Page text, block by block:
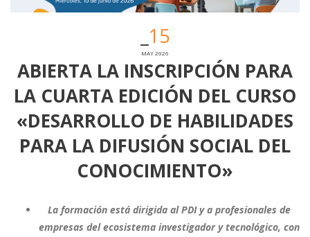
15
MAY 2026
ABIERTA LA INSCRIPCIÓN PARA
LA CUARTA EDICIÓN DEL CURSO
«DESARROLLO DE HABILIDADES
PARA LA DIFUSIÓN SOCIAL DEL
CONOCIMIENTO»
La formación está dirigida al PDI y a profesionales de
empresas del ecosistema investigador y tecnológico, con